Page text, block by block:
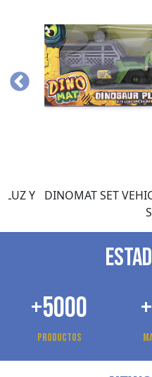
LUZ Y
DINOMAT SET
+5000
Productos